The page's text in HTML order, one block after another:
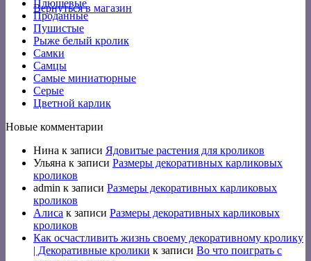
Вернуться в магазин
Плюшевые
Проданные
Пушистые
Рыже белый кролик
Самки
Самцы
Самые миниатюрные
Серые
Цветной карлик
Новые комментарии
Нина к записи Ядовитые растения для кроликов
Ульяна к записи Размеры декоративных карликовых
кроликов
admin к записи Размеры декоративных карликовых
кроликов
Алиса к записи Размеры декоративных карликовых
кроликов
Как осчастливить жизнь своему декоративному кролику
| Декоративные кролики к записи Во что поиграть с